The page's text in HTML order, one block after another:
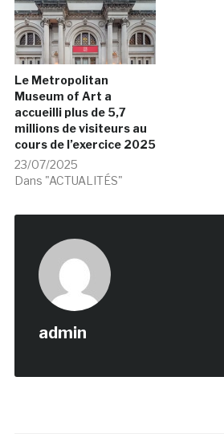
Le Metropolitan
Museum of Art a
accueilli plus de 5,7
millions de visiteurs au
cours de l’exercice 2025
23/07/2025
Dans "ACTUALITÉS"
admin